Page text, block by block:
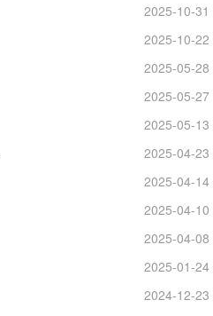
2025-10-31
2025-10-22
2025-05-28
2025-05-27
2025-05-13
2025-04-23
2025-04-14
2025-04-10
2025-04-08
2025-01-24
2024-12-23